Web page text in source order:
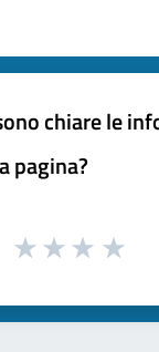
chiare le
pagina?